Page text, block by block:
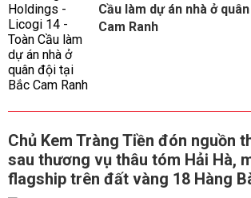
Cầu làm dự án nhà ở
Cam Ranh
Chủ Kem Tràng Tiền đón nguồn
sau thương vụ thâu tóm Hải Hà,
flagship trên đất vàng 18 Hàng